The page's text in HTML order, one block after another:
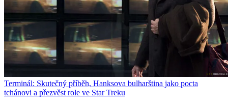
Terminál: Skutečný příběh, Hanksova bulharština jako pocta
tchánovi a přezvěst role ve Star Treku